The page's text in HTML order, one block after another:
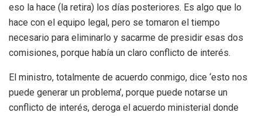
eso la hace (la retira) los días posteriores. Es algo que lo
hace con el equipo legal, pero se tomaron el tiempo
necesario para eliminarlo y sacarme de presidir esas dos
comisiones, porque había un claro conflicto de interés.
El ministro, totalmente de acuerdo conmigo, dice ‘esto nos
puede generar un problema’, porque puede notarse un
conflicto de interés, deroga el acuerdo ministerial donde